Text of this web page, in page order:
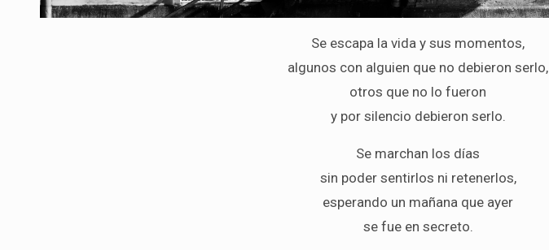
Se escapa la vida y sus momentos,
algunos con alguien que no debieron serlo,
otros que no lo fueron
y por silencio debieron serlo.
Se marchan los días
sin poder sentirlos ni retenerlos,
esperando un mañana que ayer
se fue en secreto.